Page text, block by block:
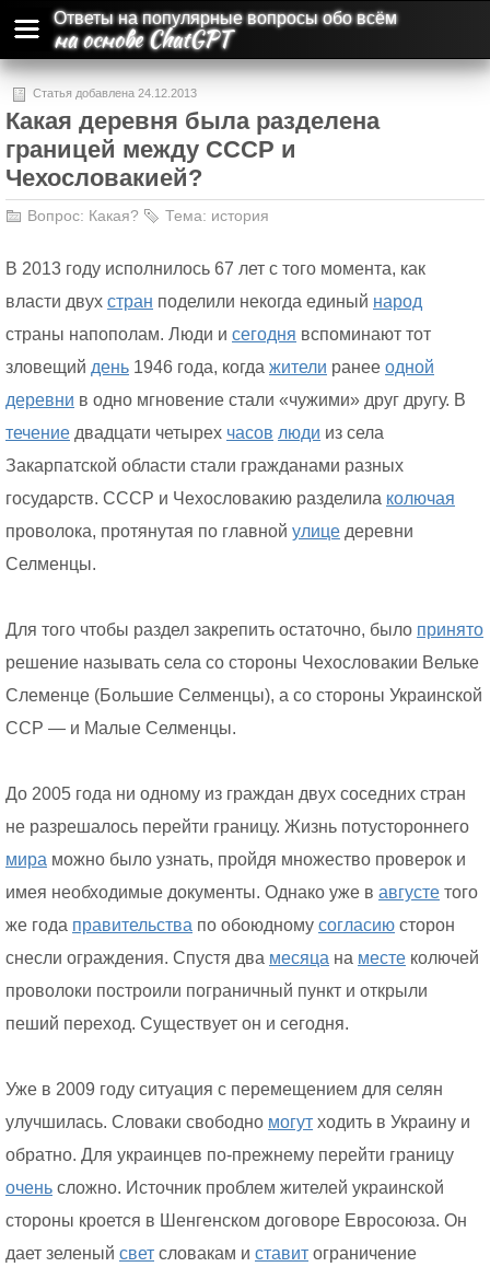
Ответы на популярные вопросы обо всём
на основе ChatGPT
Статья добавлена 24.12.2013
Какая деревня была разделена
границей между СССР и
Чехословакией?
Вопрос: Какая? Тема: история
В 2013 году исполнилось 67 лет с того момента, как
власти двух стран поделили некогда единый народ
страны напополам. Люди и сегодня вспоминают тот
зловещий день 1946 года, когда жители ранее одной
деревни в одно мгновение стали «чужими» друг другу. В
течение двадцати четырех часов люди из села
Закарпатской области стали гражданами разных
государств. СССР и Чехословакию разделила колючая
проволока, протянутая по главной улице деревни
Селменцы.
Для того чтобы раздел закрепить остаточно, было принято
решение называть села со стороны Чехословакии Вельке
Слеменце (Большие Селменцы), а со стороны Украинской
ССР — и Малые Селменцы.
До 2005 года ни одному из граждан двух соседних стран
не разрешалось перейти границу. Жизнь потустороннего
мира можно было узнать, пройдя множество проверок и
имея необходимые документы. Однако уже в августе того
же года правительства по обоюдному согласию сторон
снесли ограждения. Спустя два месяца на месте колючей
проволоки построили пограничный пункт и открыли
пеший переход. Существует он и сегодня.
Уже в 2009 году ситуация с перемещением для селян
улучшилась. Словаки свободно могут ходить в Украину и
обратно. Для украинцев по-прежнему перейти границу
очень сложно. Источник проблем жителей украинской
стороны кроется в Шенгенском договоре Евросоюза. Он
дает зеленый свет словакам и ставит ограничение